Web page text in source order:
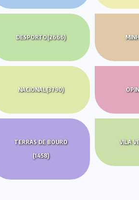
DESPORTO(2666)
NACIONAL(3790)
TERRAS DE BOURO
(1458)
VILA